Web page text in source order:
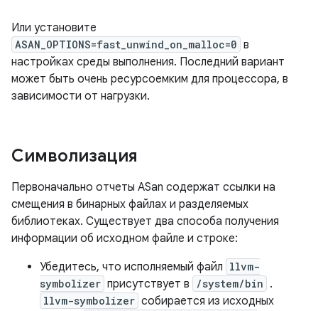
Или установите
ASAN_OPTIONS=fast_unwind_on_malloc=0 в
настройках среды выполнения. Последний вариант
может быть очень ресурсоемким для процессора, в
зависимости от нагрузки.
Символизация
Первоначально отчеты ASan содержат ссылки на
смещения в бинарных файлах и разделяемых
библиотеках. Существует два способа получения
информации об исходном файле и строке:
Убедитесь, что исполняемый файл llvm-
symbolizer присутствует в /system/bin .
llvm-symbolizer собирается из исходных